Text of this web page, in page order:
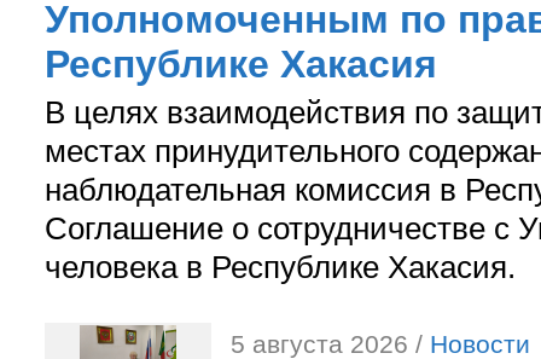
Уполномоченным по
Республике Хакасия
В целях взаимодействия по
местах принудительного
наблюдательная комиссия в
Соглашение о сотрудничестве с
человека в Республике Хакасия.
5 августа 2026 / Новости